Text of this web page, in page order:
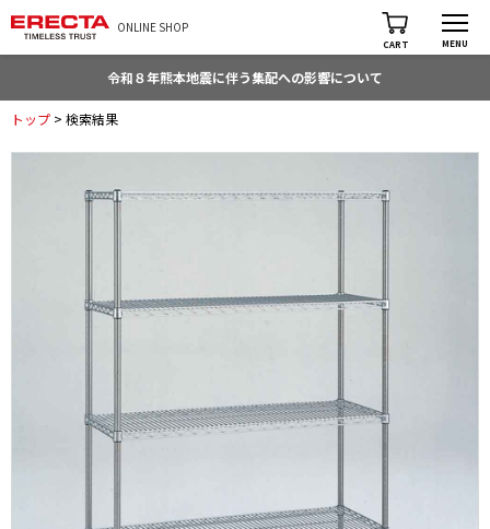
ONLINE SHOP
CART MENU
令和８年熊本地震に伴う集配への影響について
トップ > 検索結果